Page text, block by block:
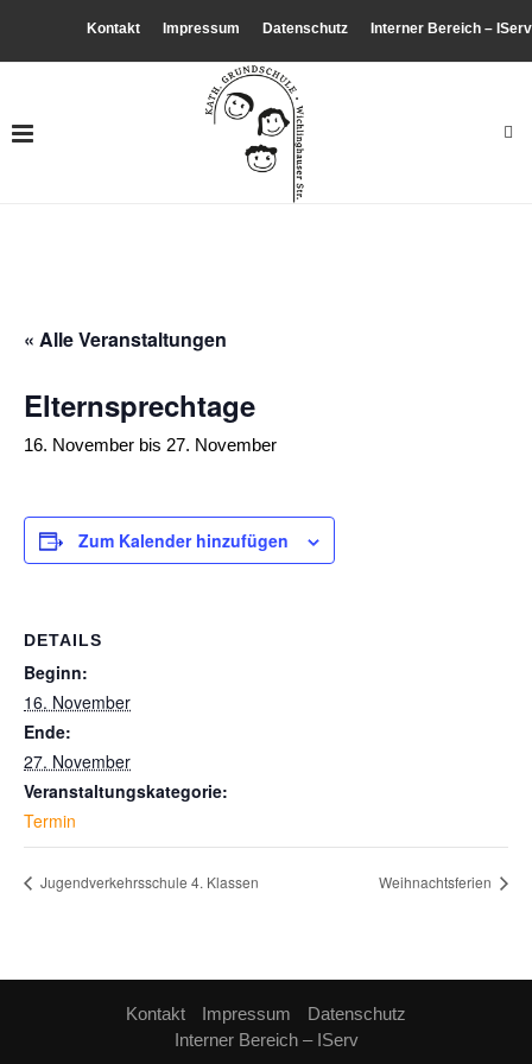
Kontakt Impressum Datenschutz Interner Bereich – IServ
« Alle Veranstaltungen
Elternsprechtage
16. November bis 27. November
Zum Kalender hinzufügen
DETAILS
Beginn:
16. November
Ende:
27. November
Veranstaltungskategorie:
Termin
Jugendverkehrsschule 4. Klassen Weihnachtsferien
Kontakt Impressum
Datenschutz
Interner Bereich – IServ